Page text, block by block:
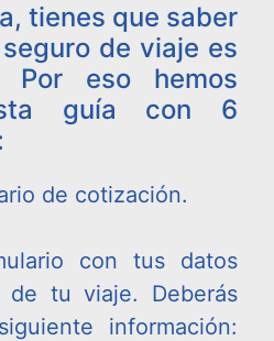
tienes que saber
de viaje es
Por eso hemos
guía con 6
de cotización.
con tus datos
de tu viaje. Deberás
información: